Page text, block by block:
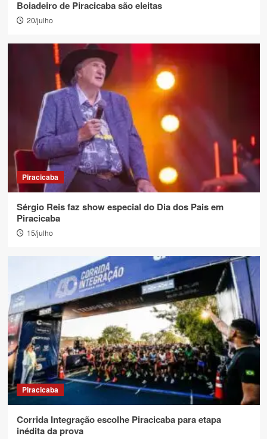
Boiadeiro de Piracicaba são eleitas
20/julho
Piracicaba
Sérgio Reis faz show especial do Dia dos Pais em
Piracicaba
15/julho
Piracicaba
Corrida Integração escolhe Piracicaba para etapa
inédita da prova